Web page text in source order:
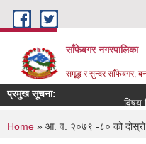
Skip to main content
साँफेबगर नगरपालिका
समृद्ध र सुन्दर साँफेबगर,
प्रमुख सूचना:
You are here
Home » आ. व. २०७९ -८० को दोस्रो